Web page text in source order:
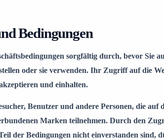
Bedingungen
sorgfältig durch, bevor
oder sie verwenden. Ihr Zugriff auf die
und einhalten.
Benutzer und andere Personen, die
Marken teilnehmen. Durch den
der Bedingungen nicht einverstanden sind,